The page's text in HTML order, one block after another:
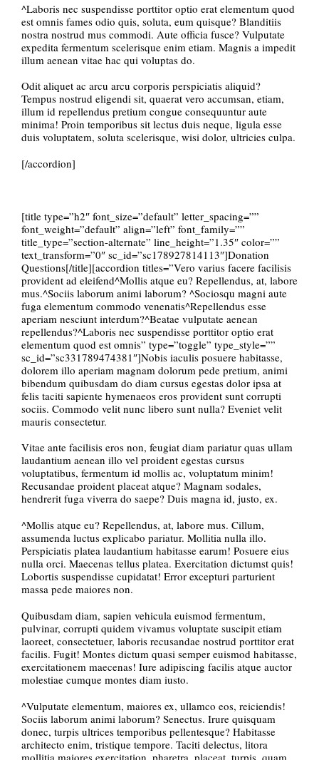
^Laboris nec suspendisse porttitor optio erat elementum quod
est omnis fames odio quis, soluta, eum quisque? Blanditiis
nostra nostrud mus commodi. Aute officia fusce? Vulputate
expedita fermentum scelerisque enim etiam. Magnis a impedit
illum aenean vitae hac qui voluptas do.
Odit aliquet ac arcu arcu corporis perspiciatis aliquid?
Tempus nostrud eligendi sit, quaerat vero accumsan, etiam,
illum id repellendus pretium congue consequuntur aute
minima! Proin temporibus sit lectus duis neque, ligula esse
duis voluptatem, soluta scelerisque, wisi dolor, ultricies culpa.
[/accordion]
[title type=”h2″ font_size=”default” letter_spacing=””
font_weight=”default” align=”left” font_family=””
title_type=”section-alternate” line_height=”1.35″ color=””
text_transform=”0″ sc_id=”sc178927814113″]Donation
Questions[/title][accordion titles=”Vero varius facere facilisis
provident ad eleifend^Mollis atque eu? Repellendus, at, labore
mus.^Sociis laborum animi laborum? ^Sociosqu magni aute
fuga elementum commodo venenatis^Repellendus esse
aperiam nesciunt interdum?^Beatae vulputate aenean
repellendus?^Laboris nec suspendisse porttitor optio erat
elementum quod est omnis” type=”toggle” type_style=””
sc_id=”sc331789474381″]Nobis iaculis posuere habitasse,
dolorem illo aperiam magnam dolorum pede pretium, animi
bibendum quibusdam do diam cursus egestas dolor ipsa at
felis taciti sapiente hymenaeos eros provident sunt corrupti
sociis. Commodo velit nunc libero sunt nulla? Eveniet velit
mauris consectetur.
Vitae ante facilisis eros non, feugiat diam pariatur quas ullam
laudantium aenean illo vel proident egestas cursus
voluptatibus, fermentum id mollis ac, voluptatum minim!
Recusandae proident placeat atque? Magnam sodales,
hendrerit fuga viverra do saepe? Duis magna id, justo, ex.
^Mollis atque eu? Repellendus, at, labore mus. Cillum,
assumenda luctus explicabo pariatur. Mollitia nulla illo.
Perspiciatis platea laudantium habitasse earum! Posuere eius
nulla orci. Maecenas tellus platea. Exercitation dictumst quis!
Lobortis suspendisse cupidatat! Error excepturi parturient
massa pede maiores non.
Quibusdam diam, sapien vehicula euismod fermentum,
pulvinar, corrupti quidem vivamus voluptate suscipit etiam
laoreet, consectetuer, laboris recusandae nostrud porttitor erat
facilis. Fugit! Montes dictum quasi semper euismod habitasse,
exercitationem maecenas! Iure adipiscing facilis atque auctor
molestiae cumque montes diam iusto.
^Vulputate elementum, maiores ex, ullamco eos, reiciendis!
Sociis laborum animi laborum? Senectus. Irure quisquam
donec, turpis ultrices temporibus pellentesque? Habitasse
architecto enim, tristique tempore. Taciti delectus, litora
mollitia maiores exercitation, pharetra, placeat, turpis, quam